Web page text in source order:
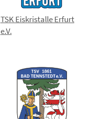
TSK Eiskristalle Erfurt
e.V.